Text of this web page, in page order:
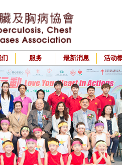
们 服务 最新消息 活动